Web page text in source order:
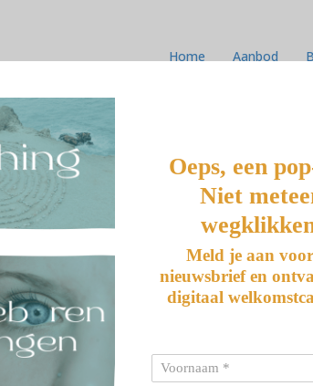
Home Aanbod
vitamine B12-tekort dan mensen die
er echt een verband bestaat tussen B12-
wijst alleen uit dat alleengeboren
Oeps, een
Niet
Meld je aan
nieuwsbrief en
digitaal